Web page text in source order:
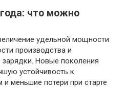
что можно
удельной мощности
производства и
Новые поколения
устойчивость к
меньшие потери при старте